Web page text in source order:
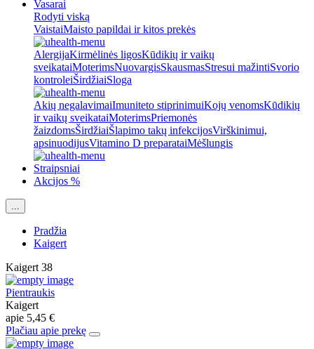
Vasarai
Rodyti viską
VaistaiMaisto papildai ir kitos prekės
AlergijaKirmėlinės ligosKūdikių ir vaikų
sveikataiMoterimsNuovargisSkausmasStresui mažintiSvorio
kontroleiŠirdžiaiSloga
Akių negalavimaiImuniteto stiprinimuiKojų venomsKūdikių
ir vaikų sveikataiMoterimsPriemonės
žaizdomsŠirdžiaiŠlapimo takų infekcijosVirškinimui,
apsinuodijusVitamino D preparataiMėšlungis
Straipsniai
Akcijos %
...
Pradžia
Kaigert
Kaigert 38
Pientraukis
Kaigert
apie 5,45 €
Plačiau apie prekę